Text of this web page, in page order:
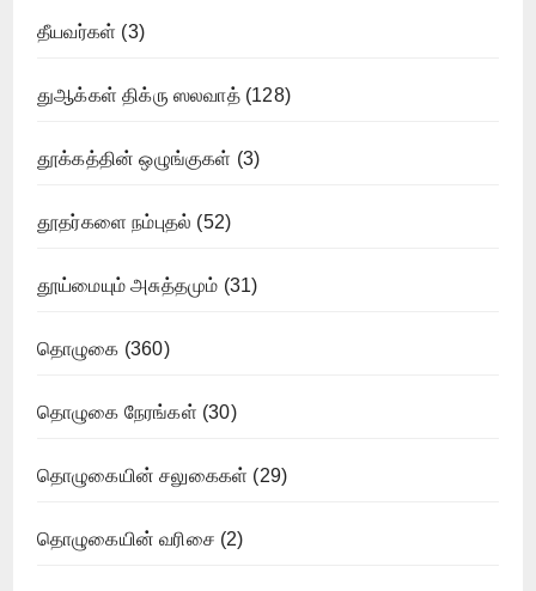
தீயவர்கள் (3)
துஆக்கள் திக்ரு ஸலவாத்(128)
தூக்கத்தின் ஒழுங்குகள் (3)
தூதர்களை நம்புதல் (52)
தூய்மையும் அசுத்தமும் (31)
தொழுகை (360)
தொழுகை நேரங்கள் (30)
தொழுகையின் சலுகைகள் (29)
தொழுகையின் வரிசை (2)